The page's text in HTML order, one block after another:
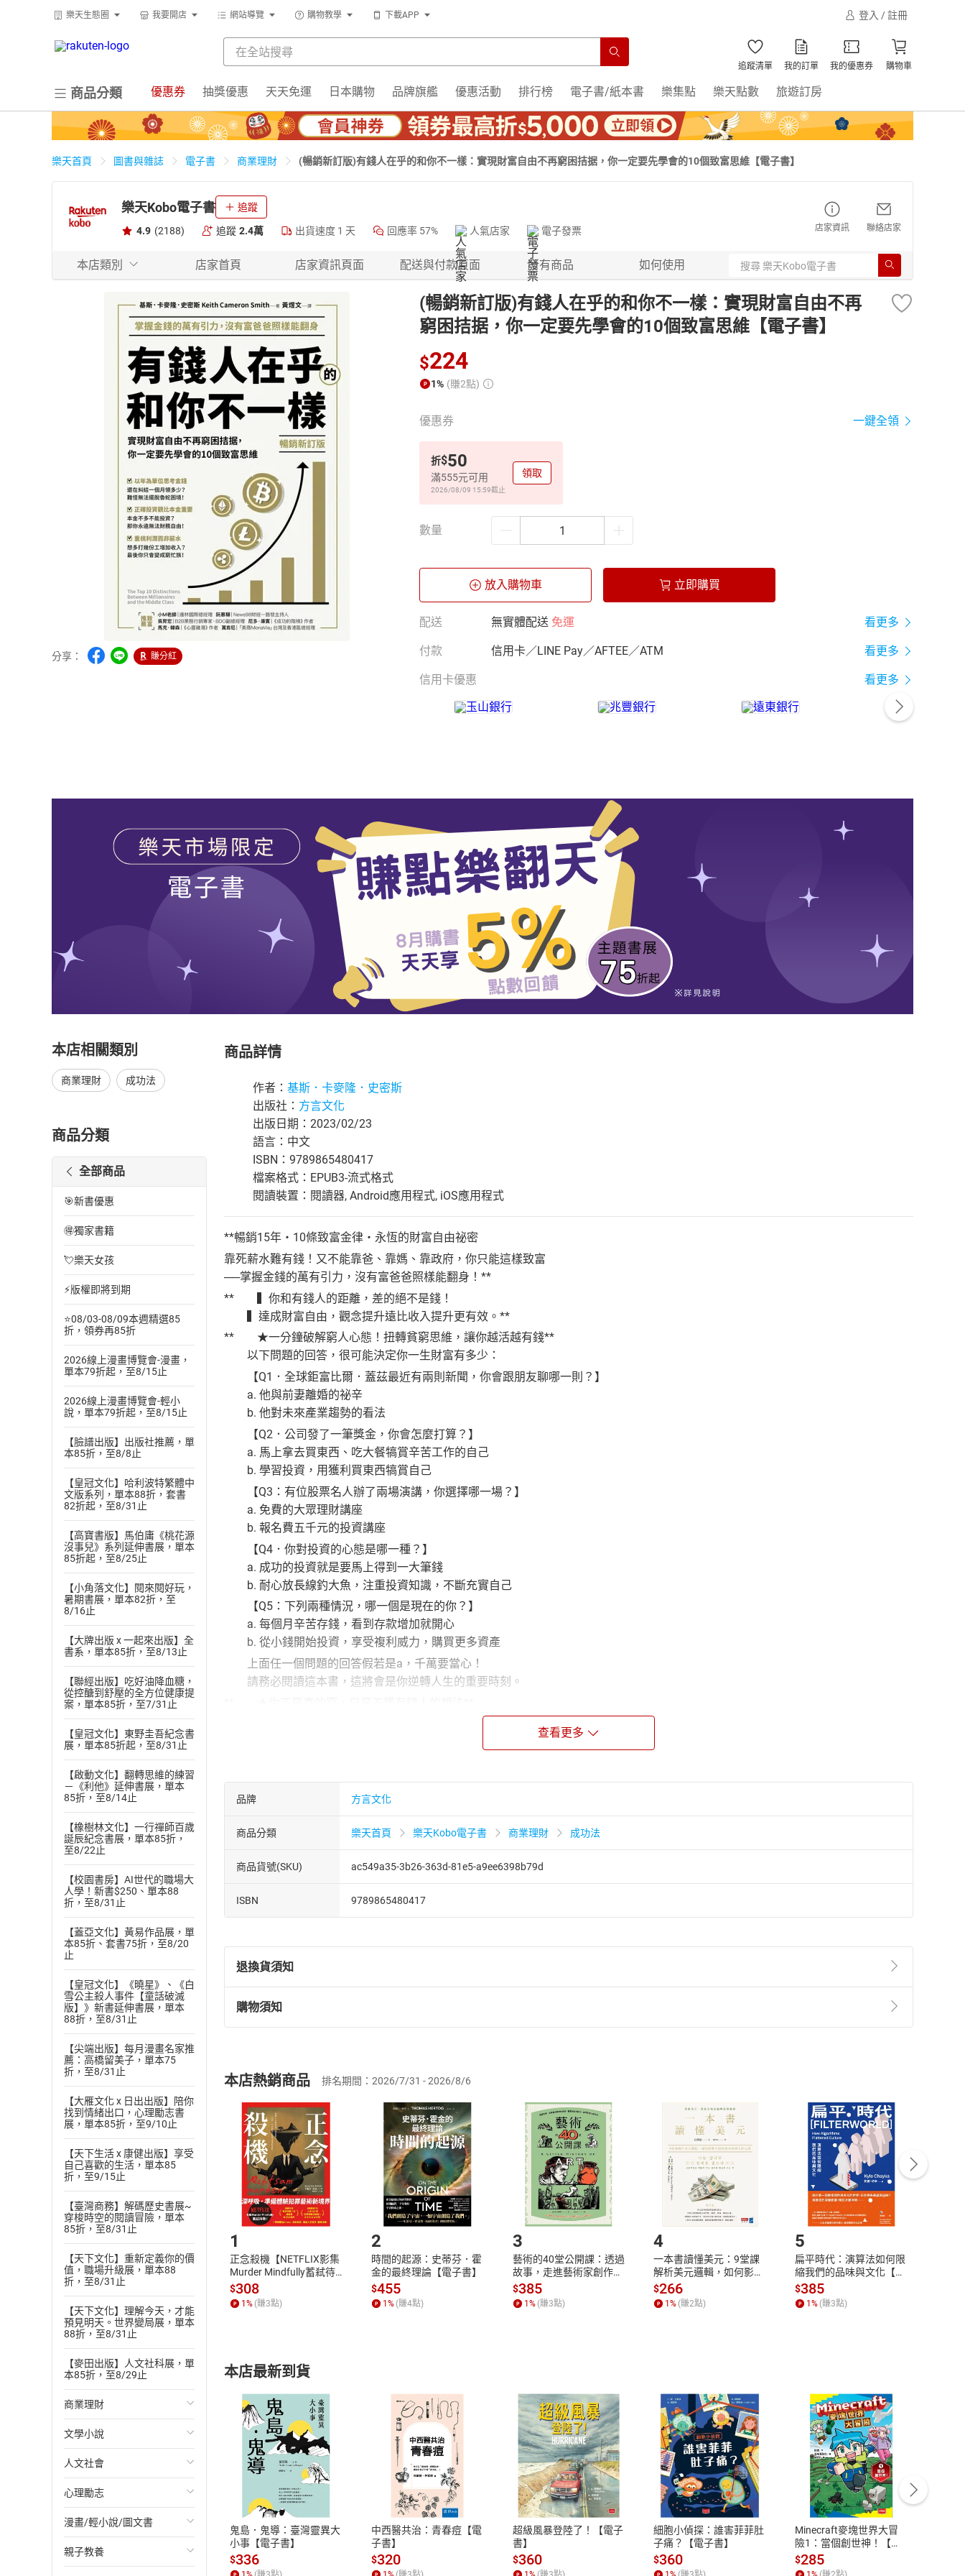
樂天生態圈 我要開店 網站導覽 購物教學 下載APP 登入 / 註冊
追蹤清單 我的訂單 我的優惠券 購物車
商品分類 優惠券 抽獎優惠 天天免運 日本購物 品牌旗艦 優惠活動 排行榜 電子書/紙本書 樂集點 樂天點數 旅遊訂房
樂天首頁 圖書與雜誌 電子書 商業理財 (暢銷新訂版)有錢人在乎的和你不一樣：實現財富自由不再窮困拮据，你一定要先學會的10個致富思維【電子書】
樂天Kobo電子書 追蹤
4.9 (2188) 追蹤 2.4萬 出貨速度 1 天 回應率 57% 人氣店家 電子發票 店家資訊 聯絡店家
本店類別 店家首頁 店家資訊頁面 配送與付款頁面 所有商品 如何使用
分享： 賺分紅
(暢銷新訂版)有錢人在乎的和你不一樣：實現財富自由不再
窮困拮据，你一定要先學會的10個致富思維【電子書】
$224
1% (賺2點)
優惠券 一鍵全領
折$50
滿555元可用
2026/08/09 15:59截止
領取
數量
放入購物車 立即購買
配送 無實體配送 免運 看更多
付款 信用卡／LINE Pay／AFTEE／ATM 看更多
信用卡優惠 看更多
本店相關類別
商業理財 成功法
商品分類
全部商品
🎯新書優惠
🉐獨家書籍
💘樂天女孩
⚡版權即將到期
⭐08/03-08/09本週精選85
折，領券再85折
2026線上漫畫博覽會-漫畫，
單本79折起，至8/15止
2026線上漫畫博覽會-輕小
說，單本79折起，至8/15止
【臉譜出版】出版社推薦，單
本85折，至8/8止
【皇冠文化】哈利波特繁體中
文版系列，單本88折，套書
82折起，至8/31止
【高寶書版】馬伯庸《桃花源
沒事兒》系列延伸書展，單本
85折起，至8/25止
【小角落文化】閱來閱好玩，
暑期書展，單本82折，至
8/16止
【大牌出版 x 一起來出版】全
書系，單本85折，至8/13止
【聯經出版】吃好油降血糖，
從控醣到舒壓的全方位健康提
案，單本85折，至7/31止
【皇冠文化】東野圭吾紀念書
展，單本85折起，至8/31止
【啟動文化】翻轉思維的練習
－《利他》延伸書展，單本
85折，至8/14止
【橡樹林文化】一行禪師百歲
誕辰紀念書展，單本85折，
至8/22止
【校園書房】AI世代的職場大
人學！新書$250、單本88
折，至8/31止
【蓋亞文化】黃易作品展，單
本85折、套書75折，至8/20
止
【皇冠文化】《曉星》、《白
雪公主殺人事件【童話破滅
版】》新書延伸書展，單本
88折，至8/31止
【尖端出版】每月漫畫名家推
薦：高橋留美子，單本75
折，至8/31止
【大雁文化 x 日出出版】陪你
找到情緒出口，心理勵志書
展，單本85折，至9/10止
【天下生活 x 康健出版】享受
自己喜歡的生活，單本85
折，至9/15止
【臺灣商務】解碼歷史書展~
穿梭時空的閱讀冒險，單本
85折，至8/31止
【天下文化】重新定義你的價
值，職場升級展，單本88
折，至8/31止
【天下文化】理解今天，才能
預見明天。世界變局展，單本
88折，至8/31止
【麥田出版】人文社科展，單
本85折，至8/29止
商業理財
投資理財
經濟/趨勢
財務/金融
管理/領導
職場工作術
文學小說
歐美文學
日本文學
韓國文學
華文文學
人文社會
國際關係
政治
社會科學
心理勵志
心靈成長/情緒
人際關係
漫畫/輕小說/圖文書
輕小說
親子教養
商品詳情
作者： 基斯．卡麥隆．史密斯
出版社： 方言文化
出版日期：2023/02/23
語言：中文
ISBN：9789865480417
檔案格式：EPUB3-流式格式
閱讀裝置：閱讀器, Android應用程式, iOS應用程式
**暢銷15年・10條致富金律・永恆的財富自由祕密
靠死薪水難有錢！又不能靠爸、靠媽、靠政府，你只能這樣致富
──掌握金錢的萬有引力，沒有富爸爸照樣能翻身！**
** ▍你和有錢人的距離，差的絕不是錢！
▍達成財富自由，觀念提升遠比收入提升更有效。**
** ★一分鐘破解窮人心態！扭轉貧窮思維，讓你越活越有錢**
以下問題的回答，很可能決定你一生財富有多少：
【Q1．全球鉅富比爾．蓋茲最近有兩則新聞，你會跟朋友聊哪一則？】
a. 他與前妻離婚的祕辛
b. 他對未來產業趨勢的看法
【Q2．公司發了一筆獎金，你會怎麼打算？】
a. 馬上拿去買東西、吃大餐犒賞辛苦工作的自己
b. 學習投資，用獲利買東西犒賞自己
【Q3：有位股票名人辦了兩場演講，你選擇哪一場？】
a. 免費的大眾理財講座
b. 報名費五千元的投資講座
【Q4．你對投資的心態是哪一種？】
a. 成功的投資就是要馬上得到一大筆錢
b. 耐心放長線釣大魚，注重投資知識，不斷充實自己
【Q5：下列兩種情況，哪一個是現在的你？】
a. 每個月辛苦存錢，看到存款增加就開心
b. 從小錢開始投資，享受複利威力，購買更多資產
上面任一個問題的回答假若是a，千萬要當心！
請務必閱讀這本書，這將會是你逆轉人生的重要時刻。
「賺取利潤價差，收益竟然遠比死薪水更高！！」
從此大幅扭轉過往觀念與陋習，
★你絕對有致富的能力，這本書將教你如何啟發它！
薪水族常認為一生能賺多少錢都是注定的，
卻又期待能樂透中獎，一舉財富自由；
但真正的有錢人絕不這麼想。
有錢人認為每個人都能賺到跟他們一樣多的錢，
他們喜歡交流有益的觀念，把眼光放在一年甚或十年後；
史密斯更注意到，多數一般人只追求「即時行樂」，
雙手把辛苦賺得的「積極收入」，送到有錢人口袋裡。
「人們習慣高估一年內能做到的事，卻低估十年後可達到的成就。」
──有錢人深知這個道理，所以他們放棄暫時享樂，
徹底明白為何終日辛勤工作，卻繳不清每月帳單、為何總是感到人生不自由。
反覆閱讀本書，你會開始改造生活，終能逐步實踐自己的夢想。
各界讚譽
「閱讀《有錢人在乎的和你不一樣》，就能了解思維上的不同何以能造成巨大的財富差異。因為思維決定行為，行為決定習慣，習慣
決定性格，性格決定命運。」──小M老師／邁林國際總經理
「透過本書，我們能一窺成功者的思維，向他們學習。在能力提升、正向思考、理想人生的追求上，將會獲益無窮。」──吳育宏／
B2B業務行銷專家、BDO副總經理
「性格決定成敗，財富成就上尤其如此。綜觀全球財富分配，北美人口占全球僅六％，但卻占有全球三四％的家庭財富；而北美地區
最有錢的十分之一人口，占有全美七○％的財富。為何有錢人總是極少數？觀念決定成就，性格決定成敗，學習致富性格早日脫貧。」──
阮慕驊／理財專家「NEWS98 財經一路發」主持人
「這是一本充滿睿智與知識的書，將帶給讀者自由與富足。」──尼多．庫賓（Nido Qubein）／《成功的階梯》暢銷書作者
「任何人都有機會成為有錢人，只要了解本書中有錢人和薪水族的這十個不同點，並且從中學習與用心努力就能辦到。」──馬克．
韓森（Mark Victor Hansen）／《心靈雞湯》暢銷書作者
天賦，就讀這本書吧！」──萬肯尼／「美商MonaVie」台灣及香港區總經理
◎小M老師／邁林國際總經理
◎阮慕驊／News98財經一路發主持人
◎吳育宏／B2B業務行銷專家、BDO副總經理
◎尼多．庫賓／《成功的階梯》作者
◎馬克．韓森／《心靈雞湯》作者
◎萬肯尼／「美商MonaVie」台灣及香港區總經理
（依姓氏筆畫排序）
查看更多
品牌 方言文化
商品分類 樂天首頁 樂天Kobo電子書 商業理財 成功法
商品貨號(SKU) ac549a35-3b26-363d-81e5-a9ee6398b79d
ISBN 9789865480417
退換貨須知
退換貨規定：
(一)依消費者保護法第19條第1項後段暨通訊交易解除權合理例外情事適用準則第2條第5款之規定，「非以有形媒介提供之數位
(二)消費者訂購本店鋪之商品即代表知悉本店鋪所銷售之商品為電子書，屬非以有形媒介提供之數位內容，消費者同意若訂購後
且已下載/存取電子書，不得請求退貨退款。
退貨方式：您欲取消訂單或辦理退貨時，請登入樂天市場，並於「我的訂單」中點選「瀏覽訂單明細」
「申請取消訂單/退
貨」，本店鋪將依您的申請進行審核，待審核通過後將為您辦理退款事宜。
請注意，樂天市場須以整筆訂單為單位進行取消/退貨，恕無法以單支商品取消/退貨。
購物須知
挑選商品
Choose
放入購物車
Shopping cart
登入帳號
Login
付款方式
Payment
完成訂單
Complete
購書後，如何開始使用？
Step1.選擇閱讀載具 Step2.登入帳號，下載書籍後看書
付款方式
ATM轉帳、信用卡、LINE PAY、AFTEE
退換貨規範
本店是否提供消費者保護法七日猶豫期
之權利，遽消費者保護法及通訊交易解
除權合理例外情事適用準則，依商品性
質各有不同規定。詳細退換貨說明請參
客服資訊
服務時間：週一到週五 10:00-12:00、
13:00-17:00 (國定假日及例假日休息)
客服電話：0080-1857077
本店熱銷商品 排名期間：2026/7/31 - 2026/8/6
1
正念殺機【NETFLIX影集
Murder Mindfully蓄弒待
發】【電子書】
$308
1 % (賺3點)
2
時間的起源：史蒂芬．霍
金的最終理論【電子書】
$455
1 % (賺4點)
3
藝術的40堂公開課：透過
故事，走進藝術家創作現
場，看藝術如何誕生、如
何形塑人類生活【電子
書】
$385
1 % (賺3點)
4
一本書讀懂美元：9堂課
解析美元邏輯，如何影響
全球經濟和每個人的投資
【電子書】
$266
1% (賺2點)
5
扁平時代：演算法如何限
縮我們的品味與文化【電
子書】
$385
1% (賺3點)
本店最新到貨
鬼島．鬼導：臺灣靈異大
小事【電子書】
$336
中西醫共治：青春痘【電
子書】
$320
超級風暴登陸了！【電子
書】
$360
細胞小偵探：誰害菲菲肚
子痛？【電子書】
$360
Minecraft麥塊世界大冒
險1：當個創世神！【電
子書】
$285